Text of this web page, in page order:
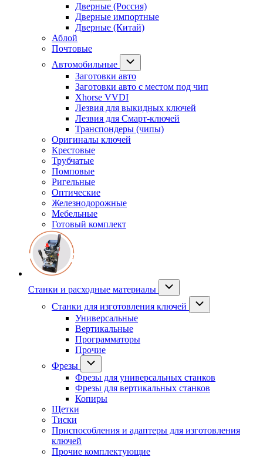
Дверные (Россия)
Дверные импортные
Дверные (Китай)
Аблой
Почтовые
Автомобильные
Заготовки авто
Заготовки авто с местом под чип
Xhorse VVDI
Лезвия для выкидных ключей
Лезвия для Смарт-ключей
Транспондеры (чипы)
Оригиналы ключей
Крестовые
Трубчатые
Помповые
Ригельные
Оптические
Железнодорожные
Мебельные
Готовый комплект
Станки и расходные материалы
Станки для изготовления ключей
Универсальные
Вертикальные
Программаторы
Прочие
Фрезы
Фрезы для универсальных станков
Фрезы для вертикальных станков
Копиры
Щетки
Тиски
Приспособления и адаптеры для изготовления
ключей
Прочие комплектующие